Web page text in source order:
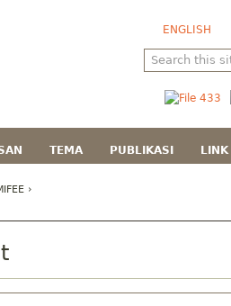
ENGLISH
TEMA PUBLIKASI LINK
›